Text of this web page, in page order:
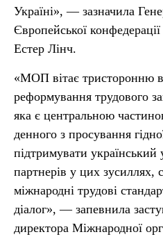
Україні», — зазначила
Європейської
Естер Лінч.
«МОП вітає тристоронню
реформування трудового
яка є центральною
денного з просування
підтримувати український
партнерів у цих зусиллях,
міжнародні трудові
діалог», — запевнила
директора Міжнародної